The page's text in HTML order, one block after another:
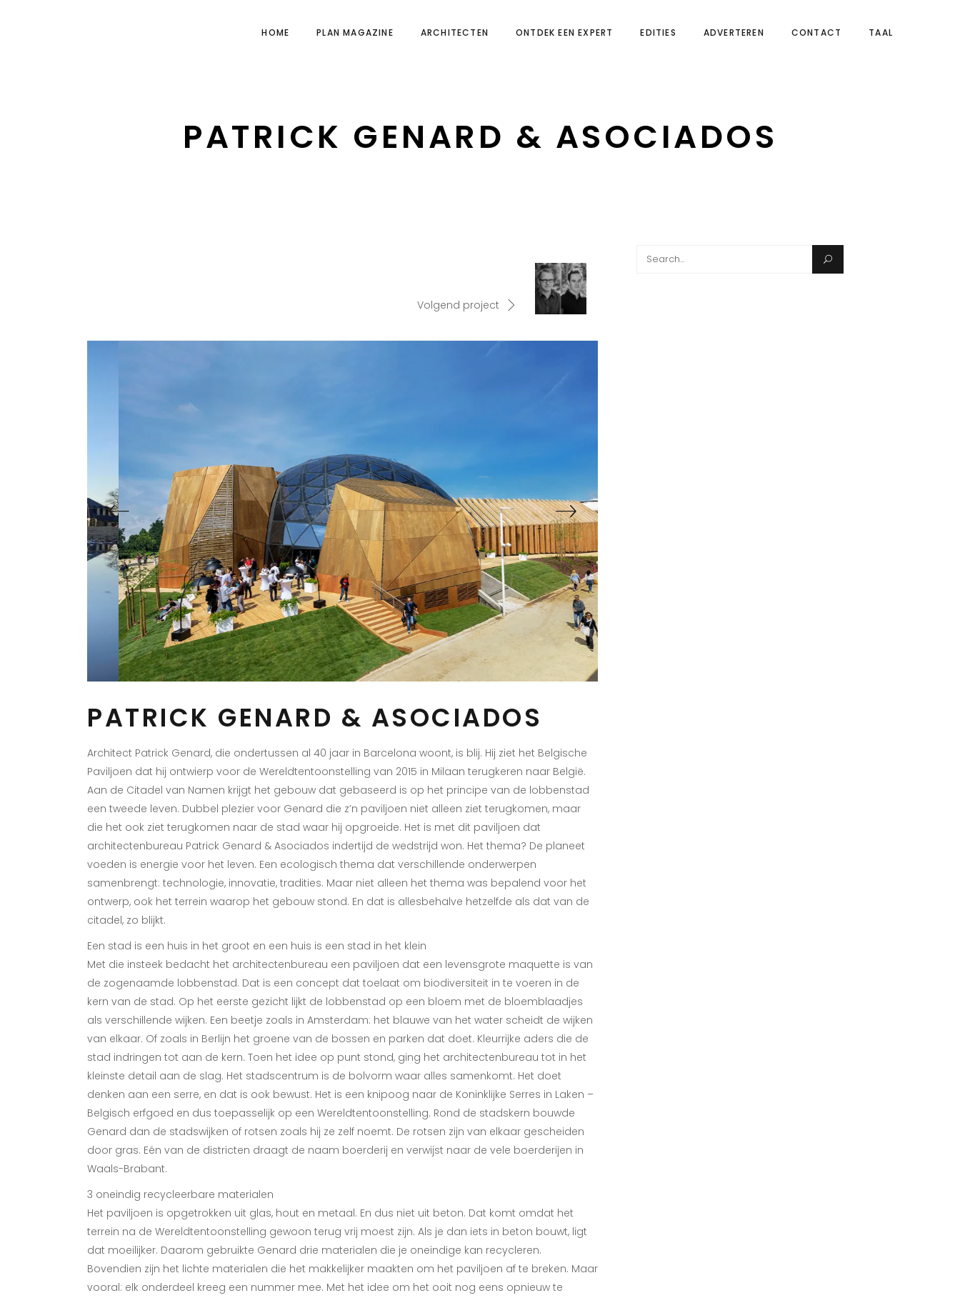
HOME PLAN MAGAZINE ARCHITECTEN ONTDEK EEN EXPERT EDITIES ADVERTEREN CONTACT TAAL
PATRICK GENARD & ASOCIADOS
Volgend project
PATRICK GENARD & ASOCIADOS
Architect Patrick Genard, die ondertussen al 40 jaar in Barcelona woont, is blij. Hij ziet het Belgische
Paviljoen dat hij ontwierp voor de Wereldtentoonstelling van 2015 in Milaan terugkeren naar België.
Aan de Citadel van Namen krijgt het gebouw dat gebaseerd is op het principe van de lobbenstad
een tweede leven. Dubbel plezier voor Genard die z’n paviljoen niet alleen ziet terugkomen, maar
die het ook ziet terugkomen naar de stad waar hij opgroeide. Het is met dit paviljoen dat
architectenbureau Patrick Genard & Asociados indertijd de wedstrijd won. Het thema? De planeet
voeden is energie voor het leven. Een ecologisch thema dat verschillende onderwerpen
samenbrengt: technologie, innovatie, tradities. Maar niet alleen het thema was bepalend voor het
ontwerp, ook het terrein waarop het gebouw stond. En dat is allesbehalve hetzelfde als dat van de
citadel, zo blijkt.
Een stad is een huis in het groot en een huis is een stad in het klein
Met die insteek bedacht het architectenbureau een paviljoen dat een levensgrote maquette is van
de zogenaamde lobbenstad. Dat is een concept dat toelaat om biodiversiteit in te voeren in de
kern van de stad. Op het eerste gezicht lijkt de lobbenstad op een bloem met de bloemblaadjes
als verschillende wijken. Een beetje zoals in Amsterdam: het blauwe van het water scheidt de wijken
van elkaar. Of zoals in Berlijn het groene van de bossen en parken dat doet. Kleurrijke aders die de
stad indringen tot aan de kern. Toen het idee op punt stond, ging het architectenbureau tot in het
kleinste detail aan de slag. Het stadscentrum is de bolvorm waar alles samenkomt. Het doet
denken aan een serre, en dat is ook bewust. Het is een knipoog naar de Koninklijke Serres in Laken –
Belgisch erfgoed en dus toepasselijk op een Wereldtentoonstelling. Rond de stadskern bouwde
Genard dan de stadswijken of rotsen zoals hij ze zelf noemt. De rotsen zijn van elkaar gescheiden
door gras. Eén van de districten draagt de naam boerderij en verwijst naar de vele boerderijen in
Waals-Brabant.
3 oneindig recycleerbare materialen
Het paviljoen is opgetrokken uit glas, hout en metaal. En dus niet uit beton. Dat komt omdat het
terrein na de Wereldtentoonstelling gewoon terug vrij moest zijn. Als je dan iets in beton bouwt, ligt
dat moeilijker. Daarom gebruikte Genard drie materialen die je oneindige kan recycleren.
Bovendien zijn het lichte materialen die het makkelijker maakten om het paviljoen af te breken. Maar
vooral: elk onderdeel kreeg een nummer mee. Met het idee om het ooit nog eens opnieuw te
Search